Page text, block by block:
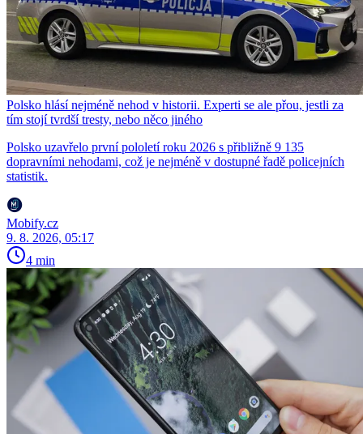
Polsko hlásí nejméně nehod v historii. Experti se ale přou, jestli za
tím stojí tvrdší tresty, nebo něco jiného
Polsko uzavřelo první pololetí roku 2026 s přibližně 9 135
dopravními nehodami, což je nejméně v dostupné řadě policejních
statistik.
Mobify.cz
9. 8. 2026, 05:17
4 min